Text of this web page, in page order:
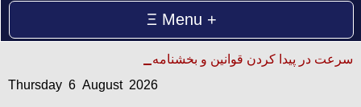
Menu
سرعت در پیدا کردن قوانین و بخشنامه ها
Thursday 6 August 2026
پنجشنبه 15 امرداد 1405
Thursday 6 August 2026